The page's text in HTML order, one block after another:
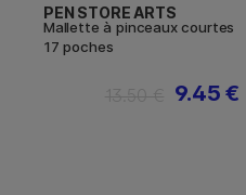
PEN STORE ARTS
Mallette à pinceaux courtes
17 poches
9.45 €